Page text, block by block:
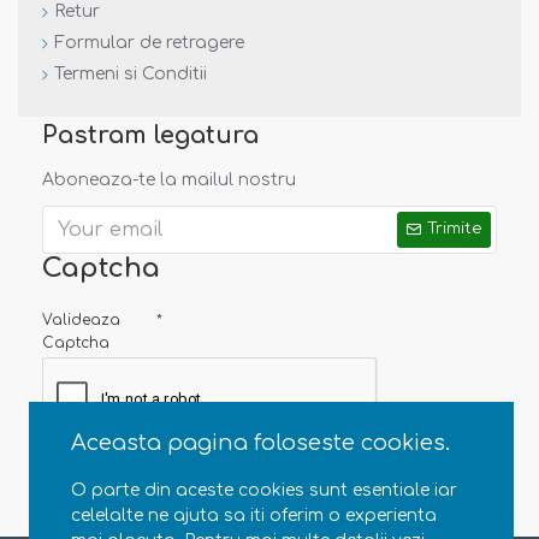
Aceasta pagina foloseste cookies.
O parte din aceste cookies sunt esentiale iar
celelalte ne ajuta sa iti oferim o experienta
Retur
Formular de retragere
Termeni si Conditii
Pastram legatura
Aboneaza-te la mailul nostru
Trimite
Captcha
Valideaza
Captcha